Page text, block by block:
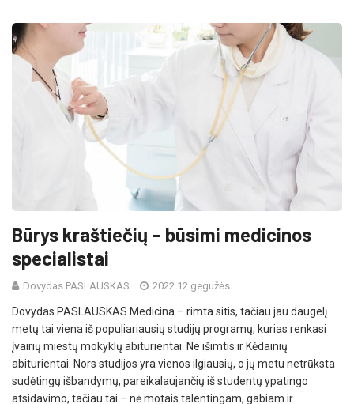
Būrys kraštiečių – būsimi medicinos
specialistai
Dovydas PASLAUSKAS 2022 12 gegužės
Dovydas PASLAUSKAS Medicina – rimta sitis, tačiau jau daugelį
metų tai viena iš populiariausių studijų programų, kurias renkasi
įvairių miestų mokyklų abiturientai. Ne išimtis ir Kėdainių
abiturientai. Nors studijos yra vienos ilgiausių, o jų metu netrūksta
sudėtingų išbandymų, pareikalaujančių iš studentų ypatingo
atsidavimo, tačiau tai – nė motais talentingam, gabiam ir